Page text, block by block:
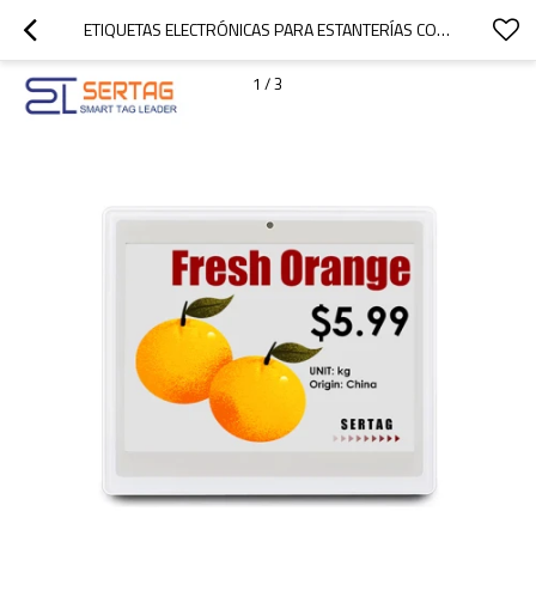
ETIQUETAS ELECTRÓNICAS PARA ESTANTERÍAS CON PRECIOS DINÁMICOS DE 4,2 PULGADAS
1 /3